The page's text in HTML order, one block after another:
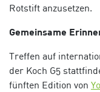
Rotstift anzusetzen.
Gemeinsame
Treffen auf
der Koch G5
fünften Edition von